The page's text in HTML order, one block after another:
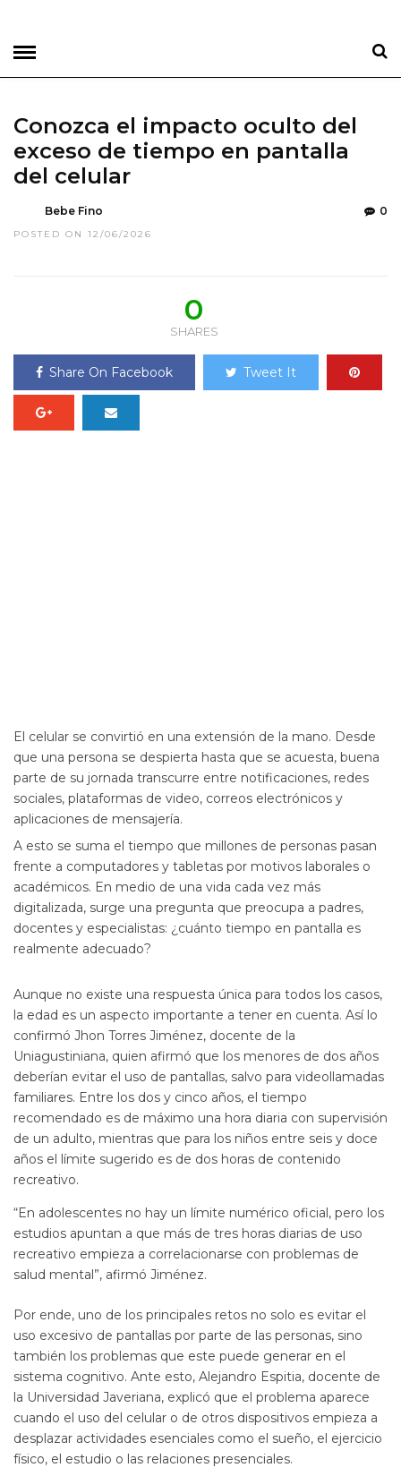
Conozca el impacto oculto del
exceso de tiempo en pantalla
del celular
Bebe Fino
POSTED ON 12/06/2026
0
0
SHARES
Share On Facebook Tweet It
El celular se convirtió en una extensión de la mano. Desde
que una persona se despierta hasta que se acuesta, buena
parte de su jornada transcurre entre notificaciones, redes
sociales, plataformas de video, correos electrónicos y
aplicaciones de mensajería.
A esto se suma el tiempo que millones de personas pasan
frente a computadores y tabletas por motivos laborales o
académicos. En medio de una vida cada vez más
digitalizada, surge una pregunta que preocupa a padres,
docentes y especialistas: ¿cuánto tiempo en pantalla es
realmente adecuado?
Aunque no existe una respuesta única para todos los casos,
la edad es un aspecto importante a tener en cuenta. Así lo
confirmó Jhon Torres Jiménez, docente de la
Uniagustiniana, quien afirmó que los menores de dos años
deberían evitar el uso de pantallas, salvo para videollamadas
familiares. Entre los dos y cinco años, el tiempo
recomendado es de máximo una hora diaria con supervisión
de un adulto, mientras que para los niños entre seis y doce
años el límite sugerido es de dos horas de contenido
recreativo.
“En adolescentes no hay un límite numérico oficial, pero los
estudios apuntan a que más de tres horas diarias de uso
recreativo empieza a correlacionarse con problemas de
salud mental”, afirmó Jiménez.
Por ende, uno de los principales retos no solo es evitar el
uso excesivo de pantallas por parte de las personas, sino
también los problemas que este puede generar en el
sistema cognitivo. Ante esto, Alejandro Espitia, docente de
la Universidad Javeriana, explicó que el problema aparece
cuando el uso del celular o de otros dispositivos empieza a
desplazar actividades esenciales como el sueño, el ejercicio
físico, el estudio o las relaciones presenciales.